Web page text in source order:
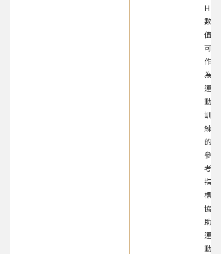
HRV
數
值
可
作
為
運
動
訓
練
的
參
考
指
標，
協
助
運
動